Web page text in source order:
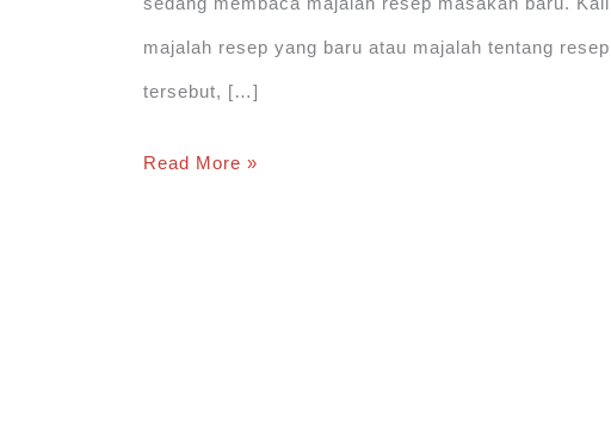
majalah resep yang baru atau majalah tentang
tersebut, […]
Contoh
Read More »